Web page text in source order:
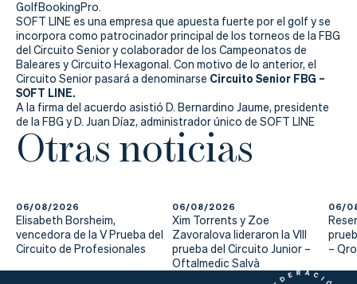
GolfBookingPro.
SOFT LINE es una empresa que apuesta fuerte por el golf y se
incorpora como patrocinador principal de los torneos de la FBG
del Circuito Senior y colaborador de los Campeonatos de
Baleares y Circuito Hexagonal. Con motivo de lo anterior, el
Circuito Senior pasará a denominarse Circuito Senior FBG –
SOFT LINE.
A la firma del acuerdo asistió D. Bernardino Jaume, presidente
de la FBG y D. Juan Díaz, administrador único de SOFT LINE
Otras noticias
06/08/2026
Elisabeth Borsheim,
vencedora de la V Prueba del
Circuito de Profesionales
06/08/2026
Xim Torrents y Zoe
Zavoralova lideraron la VIII
prueba del Circuito Junior –
Oftalmedic Salvà
06/
–